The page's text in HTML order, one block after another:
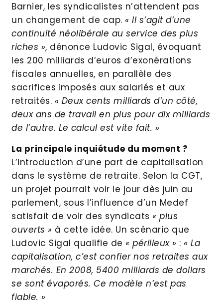
Barnier, les syndicalistes n’attendent pas
un changement de cap. « Il s’agit d’une
continuité néolibérale au service des plus
riches », dénonce Ludovic Sigal, évoquant
les 200 milliards d’euros d’exonérations
fiscales annuelles, en parallèle des
sacrifices imposés aux salariés et aux
retraités. « Deux cents milliards d’un côté,
deux ans de travail en plus pour dix milliards
de l’autre. Le calcul est vite fait. »
La principale inquiétude du moment ?
L’introduction d’une part de capitalisation
dans le système de retraite. Selon la CGT,
un projet pourrait voir le jour dès juin au
parlement, sous l’influence d’un Medef
satisfait de voir des syndicats « plus
ouverts » à cette idée. Un scénario que
Ludovic Sigal qualifie de « périlleux » : « La
capitalisation, c’est confier nos retraites aux
marchés. En 2008, 5400 milliards de dollars
se sont évaporés. Ce modèle n’est pas
fiable. »